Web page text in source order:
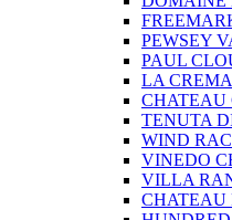
PEWSEY
PAUL
LA CREMA
CHATEAU
TENUTA
WIND
VINEDO
VILLA
CHATEAU